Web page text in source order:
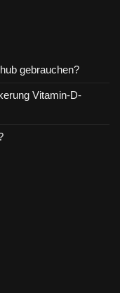
gebrauchen?
Vitamin-D-